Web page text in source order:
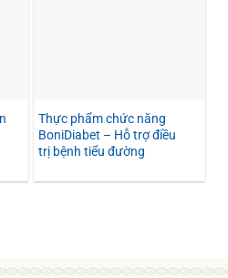
Thực phẩm chức năng
BoniDiabet – Hỗ trợ điều
trị bệnh tiểu đường